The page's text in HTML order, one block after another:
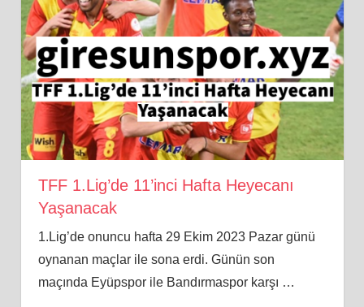
TFF 1.Lig’de 11’inci Hafta Heyecanı
Yaşanacak
1.Lig’de onuncu hafta 29 Ekim 2023 Pazar günü
oynanan maçlar ile sona erdi. Günün son
maçında Eyüpspor ile Bandırmaspor karşı …